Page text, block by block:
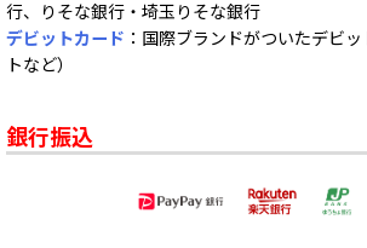
行、りそな銀行・埼玉りそな銀行
デビットカード ：国際ブランドがついたデビ
トなど）
銀行振込